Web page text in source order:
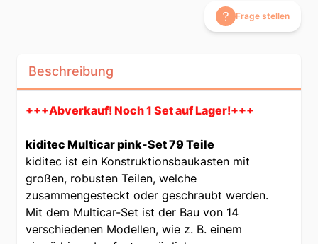
Frage stellen
Beschreibung
+++Abverkauf! Noch 1 Set auf Lager!+++
kiditec Multicar pink-Set 79 Teile
kiditec ist ein Konstruktionsbaukasten mit
großen, robusten Teilen, welche
zusammengesteckt oder geschraubt werden.
Mit dem Multicar-Set ist der Bau von 14
verschiedenen Modellen, wie z. B. einem